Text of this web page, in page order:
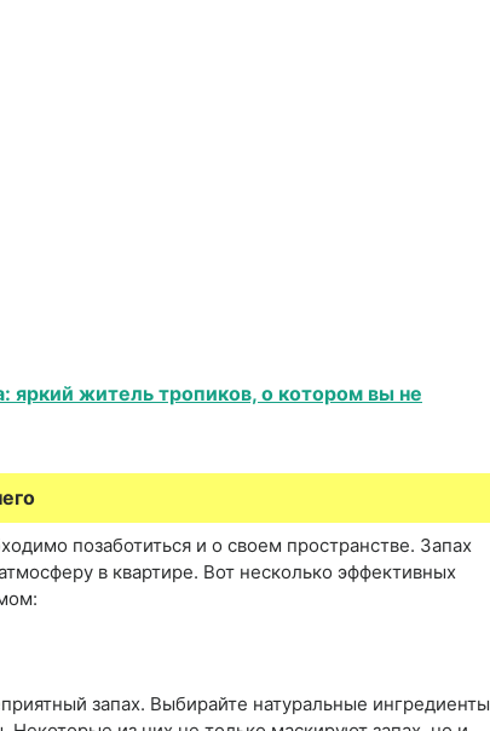
яркий житель тропиков, о котором вы не
позаботиться и о своем пространстве. Запах
в квартире. Вот несколько эффективных
запах. Выбирайте натуральные ингредиенты